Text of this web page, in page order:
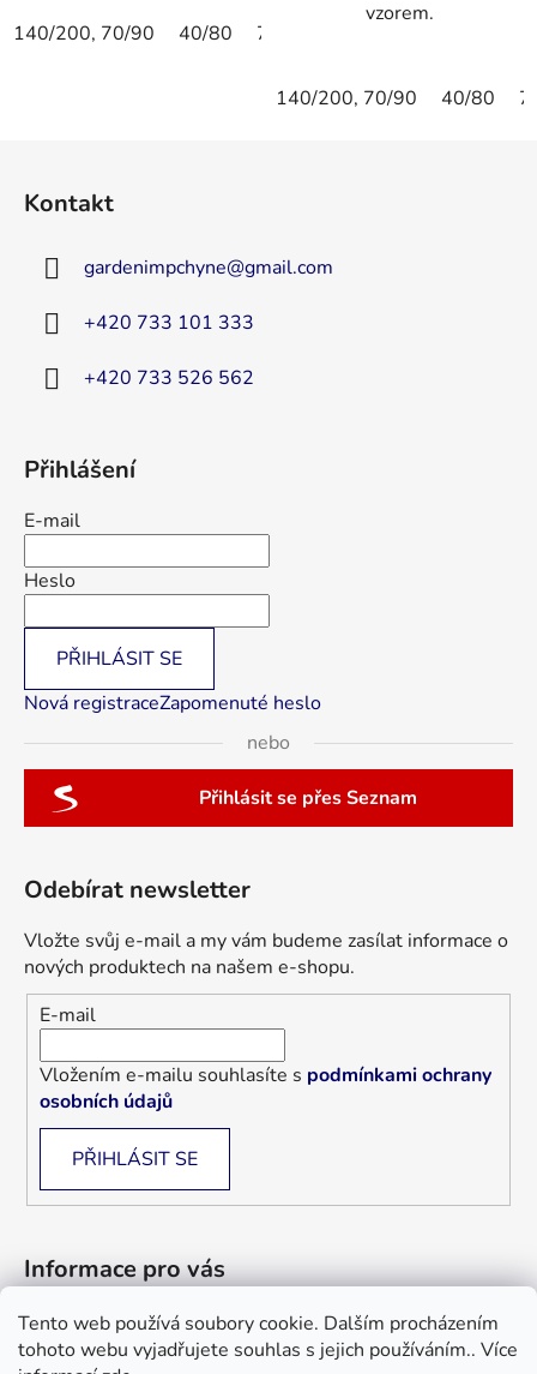
Tento web používá soubory cookie. Dalším procházením
tohoto webu vyjadřujete souhlas s jejich používáním.. Více
140/200, 70/90 40/80 70/90
vzorem.
140/200, 70/90 40/80
Kontakt
gardenimpchyne@gmail.com
+420 733 101 333
+420 733 526 562
Přihlášení
E-mail
Heslo
PŘIHLÁSIT SE
Nová registraceZapomenuté heslo
nebo
Přihlásit se přes Seznam
Odebírat newsletter
Vložte svůj e-mail a my vám budeme zasílat informace o
nových produktech na našem e-shopu.
E-mail
Vložením e-mailu souhlasíte s podmínkami ochrany
osobních údajů
PŘIHLÁSIT SE
Informace pro vás
Jak nakupovat
Obchodní podmínky